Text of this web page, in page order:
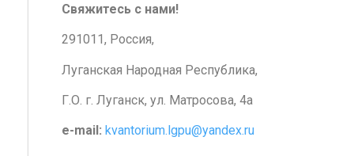
Свяжитесь с нами!
291011, Россия,
Луганская Народная Республика,
Г.О. г. Луганск, ул. Матросова, 4а
e-mail: kvantorium.lgpu@yandex.ru